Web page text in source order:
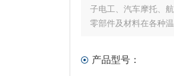
子电工、汽车摩托、
零部件及材料在各种
产品型号：